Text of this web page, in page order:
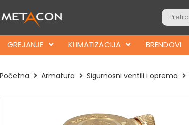
GREJANJE KLIMATIZACIJA BRENDOVI
Početna Armatura Sigurnosni ventili i oprema